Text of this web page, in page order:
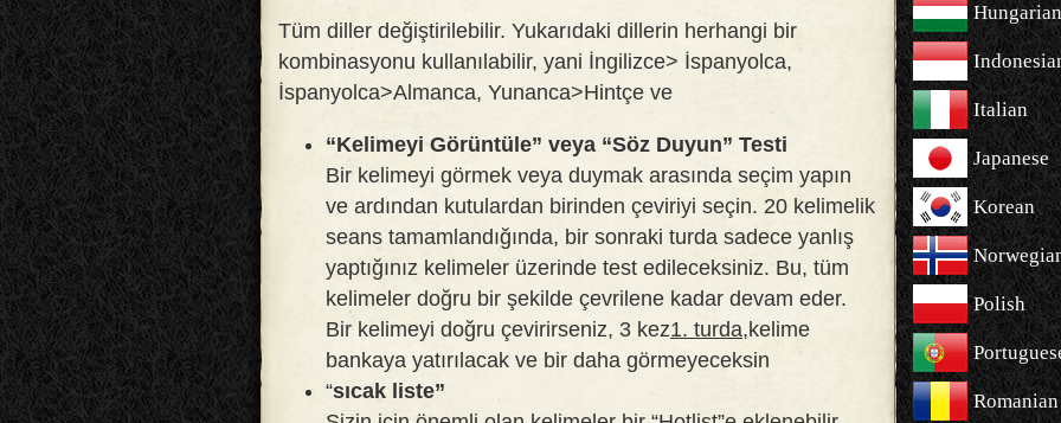
Tüm diller değiştirilebilir. Yukarıdaki dillerin herhangi bir
kombinasyonu kullanılabilir, yani İngilizce> İspanyolca,
İspanyolca>Almanca, Yunanca>Hintçe ve
“Kelimeyi Görüntüle” veya “Söz Duyun” Testi
Bir kelimeyi görmek veya duymak arasında seçim yapın
ve ardından kutulardan birinden çeviriyi seçin. 20 kelimelik
seans tamamlandığında, bir sonraki turda sadece yanlış
yaptığınız kelimeler üzerinde test edileceksiniz. Bu, tüm
kelimeler doğru bir şekilde çevrilene kadar devam eder.
Bir kelimeyi doğru çevirirseniz, 3 kez1. turda,kelime
bankaya yatırılacak ve bir daha görmeyeceksin
“sıcak liste”
Hungarian
Italian
Japanese
Korean
Polish
Romanian